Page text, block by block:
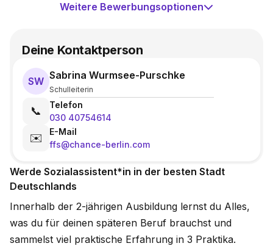
Weitere Bewerbungsoptionen
Werde Sozialassistent*in in der besten Stadt
Deutschlands
Innerhalb der 2-jährigen Ausbildung lernst du Alles,
was du für deinen späteren Beruf brauchst und
sammelst viel praktische Erfahrung in 3 Praktika.
Deine Kontaktperson
SW Sabrina Wurmsee-Purschke
Schulleiterin
📞
Telefon
030 40754614
✉️
E-Mail
ffs@chance-berlin.com